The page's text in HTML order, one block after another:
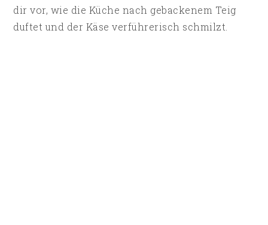
dir vor, wie die Küche nach gebackenem Teig
duftet und der Käse verführerisch schmilzt.